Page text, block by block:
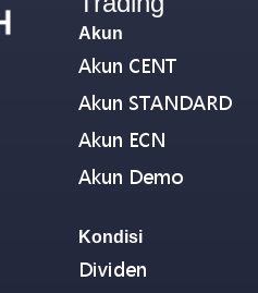
Akun
Akun CENT
Akun STANDARD
Akun ECN
Akun Demo
Kondisi
Dividen